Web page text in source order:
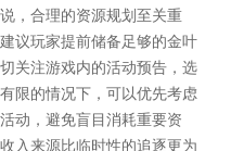
，合理的资源规划至关重
议玩家提前储备足够的金叶
关注游戏内的活动预告，选
限的情况下，可以优先考虑
动，避免盲目消耗重要资
入来源比临时性的追逐更为